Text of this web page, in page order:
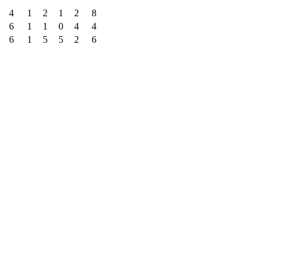
4 1 2 1 2
8
6 1 1 0 4
4
6 1 5 5 2 6